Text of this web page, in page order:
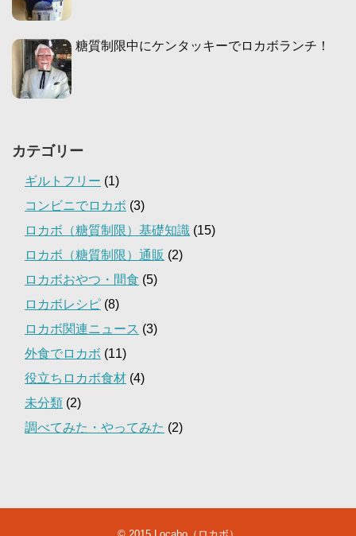
糖質制限中にケンタッキーでロカボランチ！
カテゴリー
ギルトフリー (1)
コンビニでロカボ (3)
ロカボ（糖質制限）基礎知識 (15)
ロカボ（糖質制限）通販 (2)
ロカボおやつ・間食 (5)
ロカボレシピ (8)
ロカボ関連ニュース (3)
外食でロカボ (11)
役立ちロカボ食材 (4)
未分類 (2)
調べてみた・やってみた (2)